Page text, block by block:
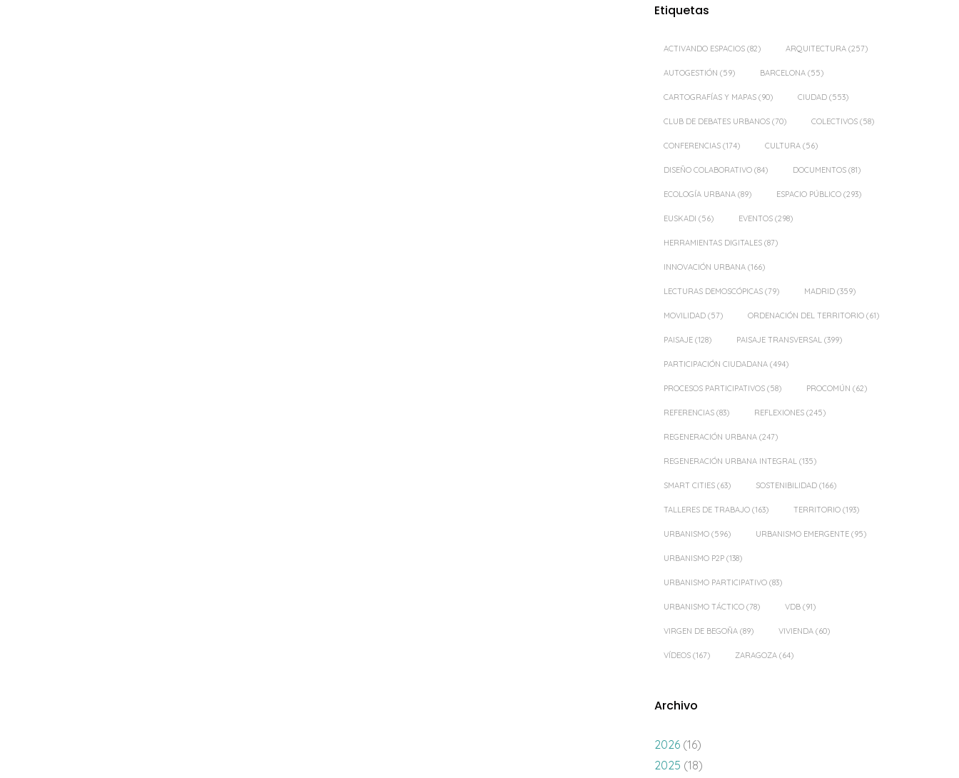
Etiquetas
ACTIVANDO ESPACIOS (82) ARQUITECTURA (257)
AUTOGESTIÓN (59) BARCELONA (55)
CARTOGRAFÍAS Y MAPAS (90) CIUDAD (553)
CLUB DE DEBATES URBANOS (70) COLECTIVOS (58)
CONFERENCIAS (174) CULTURA (56)
DISEÑO COLABORATIVO (84) DOCUMENTOS (81)
ECOLOGÍA URBANA (89) ESPACIO PÚBLICO (293)
EUSKADI (56) EVENTOS (298)
HERRAMIENTAS DIGITALES (87)
INNOVACIÓN URBANA (166)
LECTURAS DEMOSCÓPICAS (79) MADRID (359)
MOVILIDAD (57) ORDENACIÓN DEL TERRITORIO (61)
PAISAJE (128) PAISAJE TRANSVERSAL (399)
PARTICIPACIÓN CIUDADANA (494)
PROCESOS PARTICIPATIVOS (58) PROCOMÚN (62)
REFERENCIAS (83) REFLEXIONES (245)
REGENERACIÓN URBANA (247)
REGENERACIÓN URBANA INTEGRAL (135)
SMART CITIES (63) SOSTENIBILIDAD (166)
TALLERES DE TRABAJO (163) TERRITORIO (193)
URBANISMO (596) URBANISMO EMERGENTE (95)
URBANISMO P2P (138)
URBANISMO PARTICIPATIVO (83)
URBANISMO TÁCTICO (78) VDB (91)
VIRGEN DE BEGOÑA (89) VIVIENDA (60)
VÍDEOS (167) ZARAGOZA (64)
Archivo
2026 (16)
2025 (18)